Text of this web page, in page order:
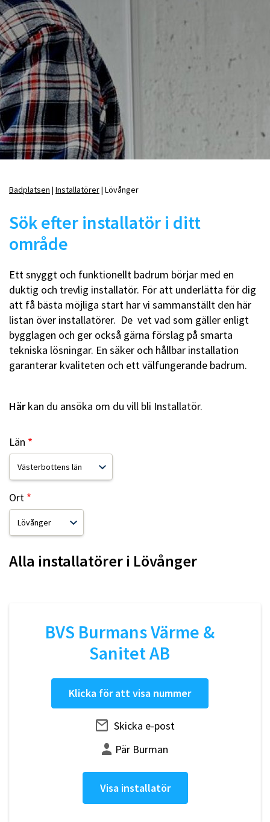
Badplatsen Installatörer Lövånger
Sök efter installatör i ditt
område
Ett snyggt och funktionellt badrum börjar med en
duktig och trevlig installatör. För att underlätta för dig
att få bästa möjliga start har vi sammanställt den här
listan över installatörer. De vet vad som gäller enligt
bygglagen och ger också gärna förslag på smarta
tekniska lösningar. En säker och hållbar installation
garanterar kvaliteten och ett välfungerande badrum.
Härkan du ansöka om du vill bli Installatör.
Län
Ort
Alla installatörer i Lövånger
BVS Burmans Värme &
Sanitet AB
Klicka för att visa nummer
Skicka e-post
Pär Burman
Visa installatör